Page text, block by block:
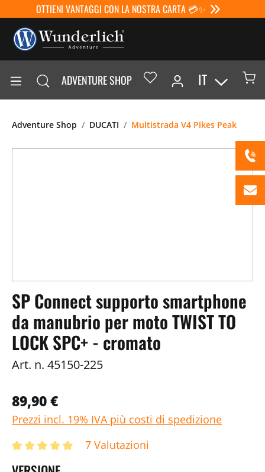
OTTIENI VANTAGGI CON LA NOSTRA CARTA 💳✨
ADVENTURE SHOP IT
Adventure Shop DUCATI Multistrada V4 Pikes Peak
SP Connect supporto smartphone
da manubrio per moto TWIST TO
LOCK SPC+ - cromato
Art. n. 45150-225
89,90 €
Prezzi incl. 19% IVA più costi di spedizione
7 Valutazioni